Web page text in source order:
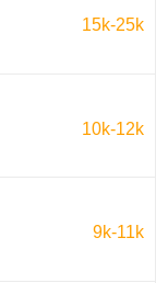
15k-25k
10k-12k
9k-11k